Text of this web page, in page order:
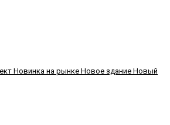
Новинка на рынке Новое здание Новый